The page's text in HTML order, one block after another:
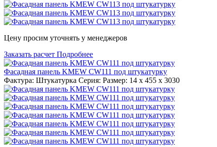
Цену просим уточнять у менеджеров
Заказать расчет Подробнее
Фасадная панель KMEW CW111 под штукатурку
Фактура: Штукатурка Серия: Размер: 14 x 455 x 3030